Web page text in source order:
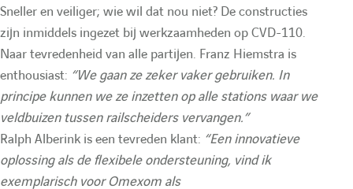
é
m
e
n
é
e
Sneller en veiliger; wie wil dat nou niet? De constructies
zijn inmiddels ingezet bij werkzaamheden op CVD-110.
Naar tevredenheid van alle partijen. Franz Hiemstra is
enthousiast: “We gaan ze zeker vaker gebruiken. In
principe kunnen we ze inzetten op alle stations waar we
veldbuizen tussen railscheiders vervangen.”
Ralph Alberink is een tevreden klant: “Een innovatieve
oplossing als de flexibele ondersteuning, vind ik
exemplarisch voor Omexom als